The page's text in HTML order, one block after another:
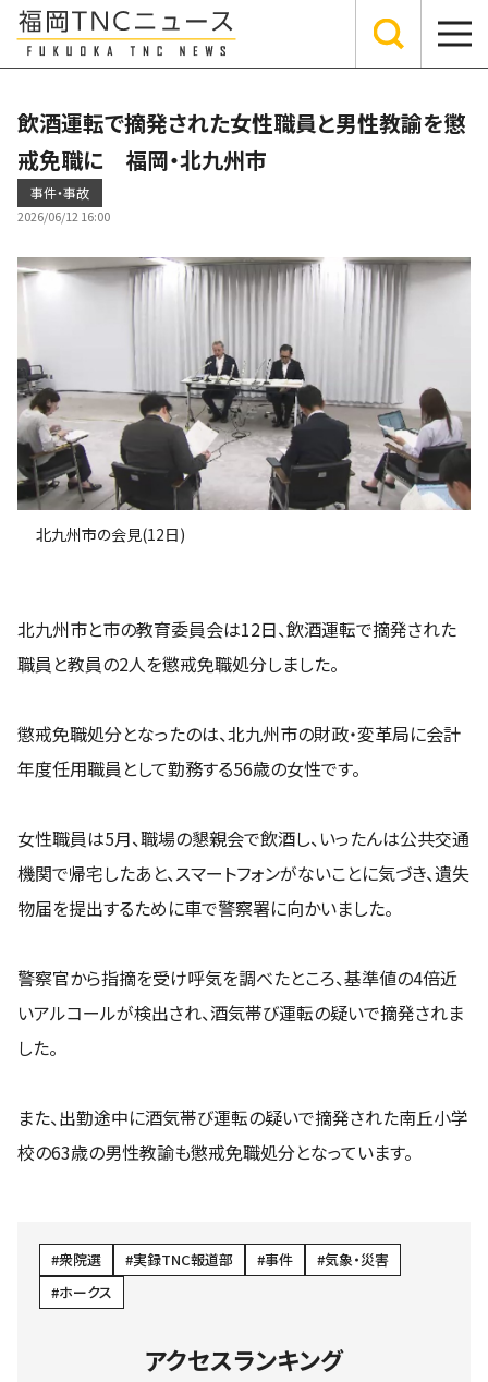
飲酒運転で摘発された女性職員と男性教諭を懲
戒免職に 福岡・北九州市
事件・事故
2026/06/12 16:00
北九州市の会見(12日)
北九州市と市の教育委員会は12日、飲酒運転で摘発された
職員と教員の2人を懲戒免職処分しました。
懲戒免職処分となったのは、北九州市の財政・変革局に会計
年度任用職員として勤務する56歳の女性です。
女性職員は5月、職場の懇親会で飲酒し、いったんは公共交通
機関で帰宅したあと、スマートフォンがないことに気づき、遺失
物届を提出するために車で警察署に向かいました。
警察官から指摘を受け呼気を調べたところ、基準値の4倍近
いアルコールが検出され、酒気帯び運転の疑いで摘発されま
した。
また、出勤途中に酒気帯び運転の疑いで摘発された南丘小学
校の63歳の男性教諭も懲戒免職処分となっています。
衆院選 実録TNC報道部 事件
気象・災害
ホークス
アクセスランキング